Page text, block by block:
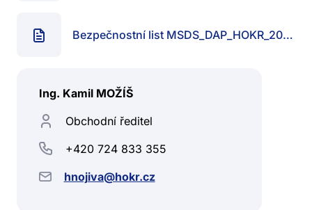
Bezpečnostní list MSDS_DAP_HOKR_2017.pdf
Ing. Kamil MOŽÍŠ
Obchodní ředitel
+420 724 833 355
hnojiva@hokr.cz